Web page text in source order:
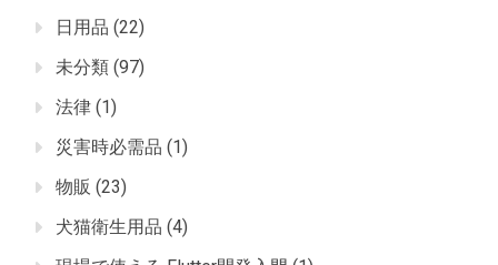
日用品 (22)
未分類 (97)
法律 (1)
災害時必需品 (1)
物販 (23)
犬猫衛生用品 (4)